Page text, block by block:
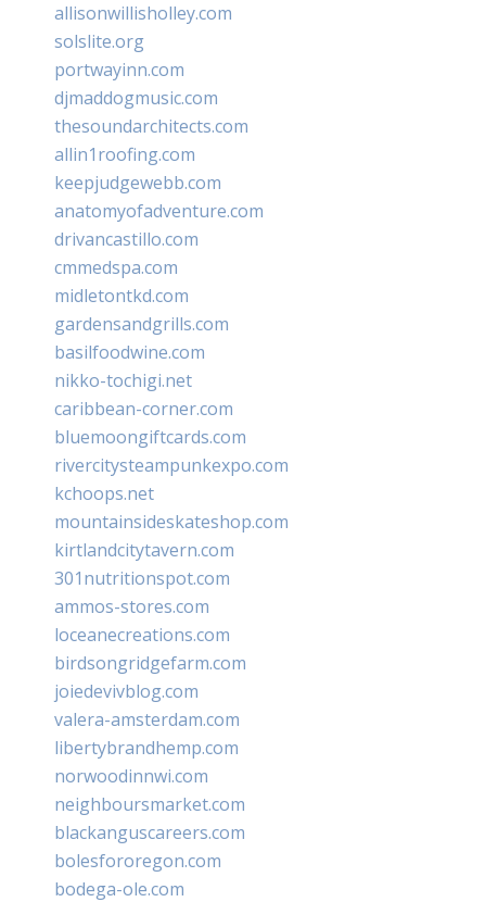
allisonwillisholley.com
solslite.org
portwayinn.com
djmaddogmusic.com
thesoundarchitects.com
allin1roofing.com
keepjudgewebb.com
anatomyofadventure.com
drivancastillo.com
cmmedspa.com
midletontkd.com
gardensandgrills.com
basilfoodwine.com
nikko-tochigi.net
caribbean-corner.com
bluemoongiftcards.com
rivercitysteampunkexpo.com
kchoops.net
mountainsideskateshop.com
kirtlandcitytavern.com
301nutritionspot.com
ammos-stores.com
loceanecreations.com
birdsongridgefarm.com
joiedevivblog.com
valera-amsterdam.com
libertybrandhemp.com
norwoodinnwi.com
neighboursmarket.com
blackanguscareers.com
bolesfororegon.com
bodega-ole.com